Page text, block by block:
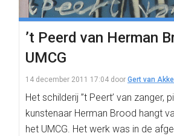
’t Peerd van Herman
UMCG
14 december 2011 17:04 door Gert van
Het schilderij ”t Peert’ van zanger,
kunstenaar Herman Brood hangt
het UMCG. Het werk was in de